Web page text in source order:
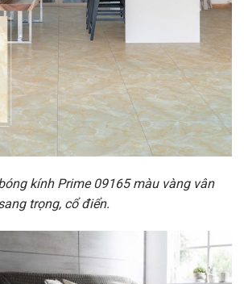
kính Prime 09165 màu vàng vân
trọng, cổ điển.